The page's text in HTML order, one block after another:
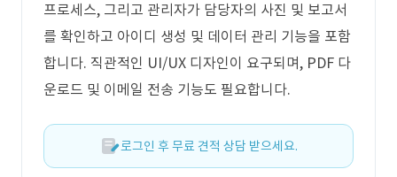
프로세스, 그리고 관리자가 담당자의 사진 및 보고서
를 확인하고 아이디 생성 및 데이터 관리 기능을 포함
합니다. 직관적인 UI/UX 디자인이 요구되며, PDF 다
운로드 및 이메일 전송 기능도 필요합니다.
로그인 후 무료 견적 상담 받으세요.